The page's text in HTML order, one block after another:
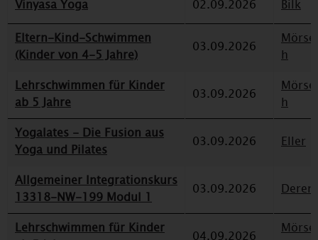
Vinyasa Yoga
02.09.2026
Bilk
Eltern-Kind-Schwimmen
(Kinder von 4-5 Jahre)
03.09.2026
h
Lehrschwimmen für Kinder
ab 5 Jahre
03.09.2026
h
Yogalates - Die Fusion aus
Yoga und Pilates
03.09.2026 Eller
Allgemeiner Integrationskurs
13318-NW-199 Modul 1
03.09.2026
Lehrschwimmen für Kinder
04.09.2026